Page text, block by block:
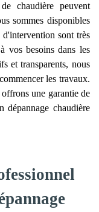
chaudière peuvent
sommes disponibles
sont très
vos besoins dans les
et transparents, nous
les travaux.
une garantie de
dépannage chaudière